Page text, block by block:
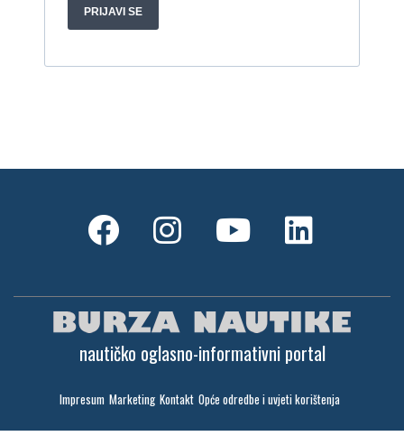
nautičko oglasno-informativni portal
Impresum Marketing Kontakt Opće odredbe i uvjeti korištenja